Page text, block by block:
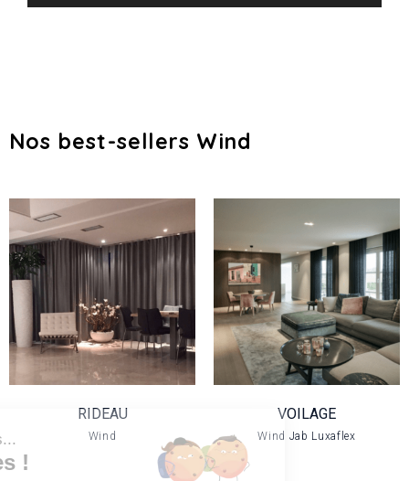
Nos best-sellers Wind
RIDEAU
VOIR LE PRODUIT
RIDEAU
Wind
VOILAGE
VOIR LE PRODUIT
VOILAGE
Wind Jab Luxaflex
c'est nous...
Cookies !